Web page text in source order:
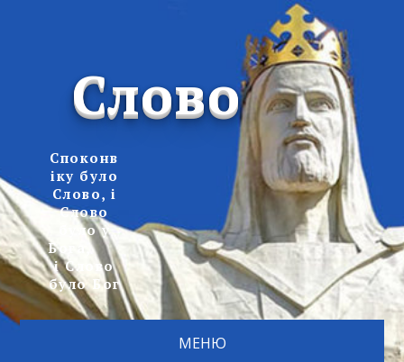
Слово
Споконв
іку було
Слово, і
Слово
було у
Бога,
і Слово
було Бог
МЕНЮ